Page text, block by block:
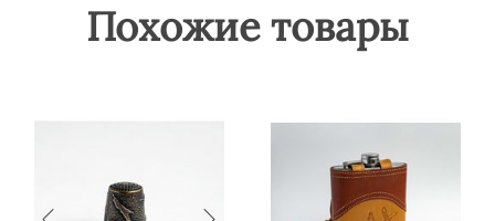
Похожие товары